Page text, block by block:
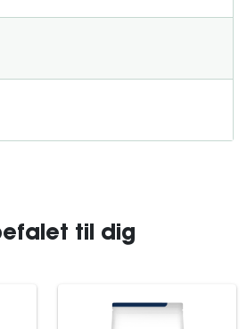
til dig